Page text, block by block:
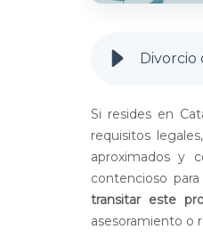
Si resides en
requisitos
aproximados y
contencioso
transitar este
asesoramiento o